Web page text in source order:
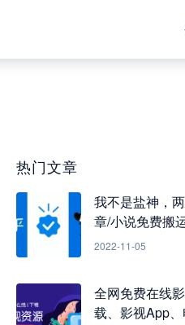
热门文章
我不是盐神，
章/小说免费搬
知乎小说
2022-11-05
全网免费在线
载、影视App